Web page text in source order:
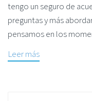
tengo un seguro de
preguntas y más
pensamos en los
Leer más